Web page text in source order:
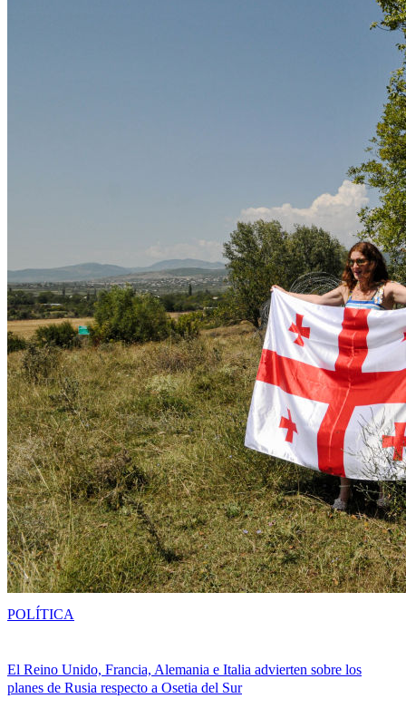
El Reino Unido, Francia, Alemania e Italia advierten sobre los
planes de Rusia respecto a Osetia del Sur
POLÍTICA